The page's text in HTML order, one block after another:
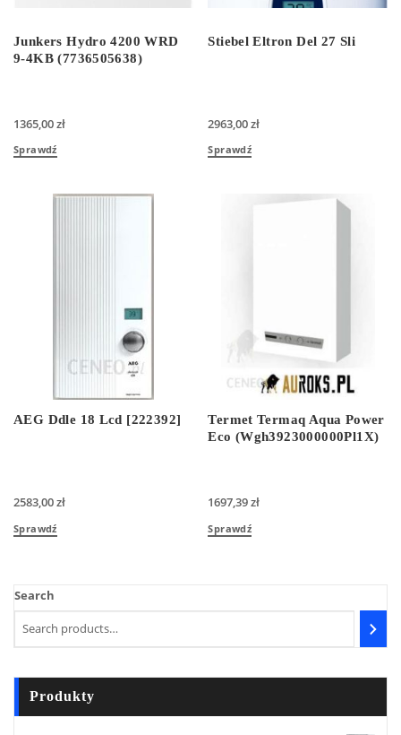
Junkers Hydro 4200 WRD
9-4KB (7736505638)
1365,00zł
Sprawdź
Stiebel Eltron Del 27 Sli
2963,00zł
Sprawdź
AEG Ddle 18 Lcd [222392]
2583,00zł
Sprawdź
Termet Termaq Aqua Power
Eco (Wgh3923000000Pl1X)
1697,39zł
Sprawdź
Search
Produkty